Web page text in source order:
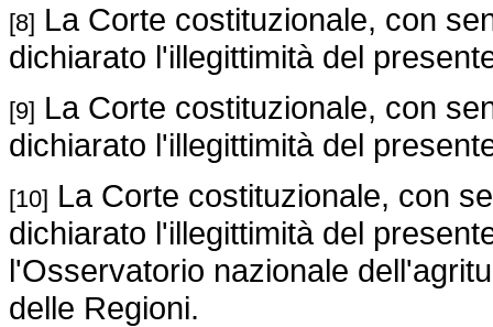
[8] La Corte costituzionale, con
dichiarato l'illegittimità del
[9] La Corte costituzionale, con
dichiarato l'illegittimità del
[10] La Corte costituzionale, con
dichiarato l'illegittimità del
l'Osservatorio nazionale
delle Regioni.